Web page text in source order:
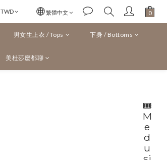
TWD 繁體中文
男女生上衣 / Tops 下身 / Bottoms
美杜莎麼都聊
🎟
M
e
d
u